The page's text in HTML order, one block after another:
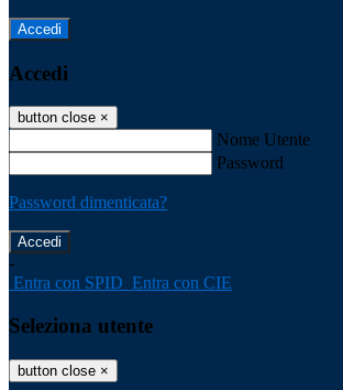
Accedi
Accedi
button close ×
Nome Utente
Password
Password dimenticata?
-
Entra con SPID Entra con CIE
Seleziona utente
button close ×